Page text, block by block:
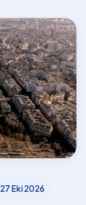
27 Eki 2026